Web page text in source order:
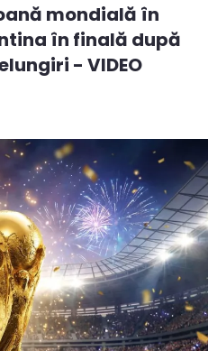
mondială în
în finală după
- VIDEO